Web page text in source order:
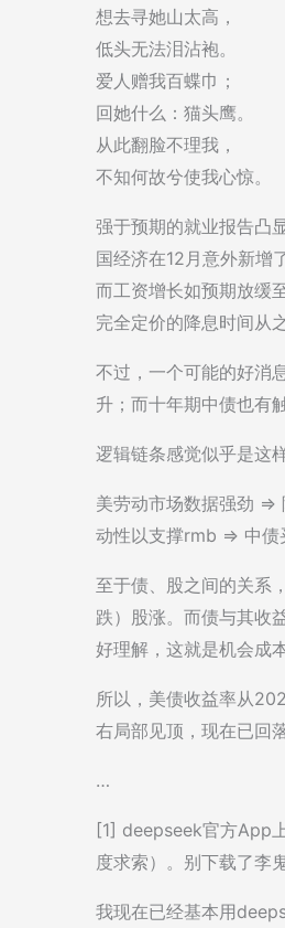
想去寻她山太高，
低头无法泪沾袍。
爱人赠我百蝶巾；
回她什么：猫头鹰。
从此翻脸不理我，
不知何故兮使我心惊。
强于预期的就业报告凸
国经济在12月意外新增
而工资增长如预期放缓
完全定价的降息时间从
不过，一个可能的好消
升；而十年期中债也有
逻辑链条感觉似乎是这
美劳动市场数据强劲
动性以支撑rmb => 中
至于债、股之间的关系
跌）股涨。而债与其收
好理解，这就是机会成
所以，美债收益率从
右局部见顶，现在已回
…
[1] deepseek官方App
度求索）。别下载了李
我现在已经基本用